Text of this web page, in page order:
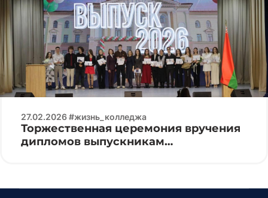
27.02.2026 #жизнь_колледжа
Торжественная церемония вручения
дипломов выпускникам